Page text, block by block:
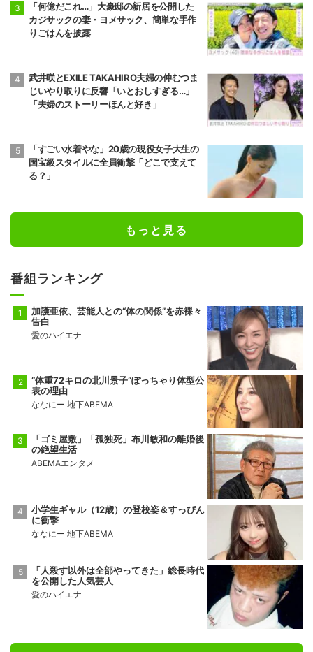
「何億だこれ…」大豪邸の新居を公開した
カジサックの妻・ヨメサック、簡単な手作
りごはんを披露
武井咲とEXILE TAKAHIRO夫婦の仲むつま
じいやり取りに反響「いとおしすぎる…」
「夫婦のストーリーほんと好き」
「すごい水着やな」20歳の現役女子大生の
国宝級スタイルに全員衝撃「どこで支えて
る？」
もっと見る
番組ランキング
加護亜依、芸能人との“体の関係”を赤裸々
告白
愛のハイエナ
“体重72キロの北川景子”ぽっちゃり体型公
表の理由
ななにー 地下ABEMA
「ゴミ屋敷」「孤独死」布川敏和の離婚後
の絶望生活
ABEMAエンタメ
小学生ギャル（12歳）の登校姿＆すっぴん
に衝撃
ななにー 地下ABEMA
「人殺す以外は全部やってきた」総長時代
を公開した人気芸人
愛のハイエナ